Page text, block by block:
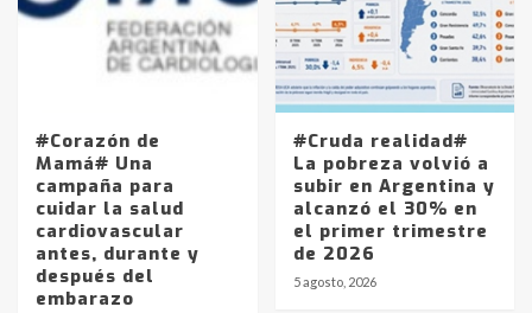
#Corazón de
Mamá# Una
campaña para
cuidar la salud
cardiovascular
antes, durante y
después del
embarazo
#Cruda realidad#
La pobreza volvió a
subir en Argentina y
alcanzó el 30% en
el primer trimestre
de 2026
5 agosto, 2026